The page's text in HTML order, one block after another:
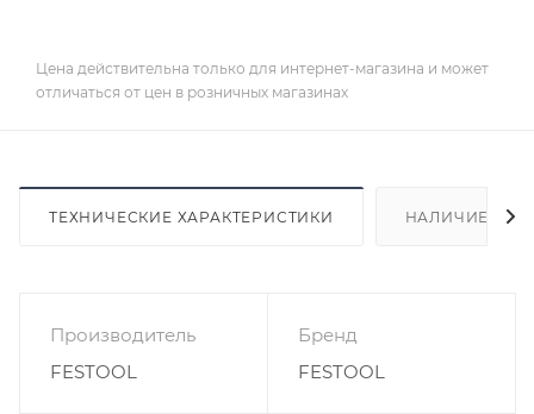
Цена действительна только для интернет-магазина и может
отличаться от цен в розничных магазинах
ТЕХНИЧЕСКИЕ ХАРАКТЕРИСТИКИ НАЛИЧИЕ
Производитель
FESTOOL
Бренд
FESTOOL